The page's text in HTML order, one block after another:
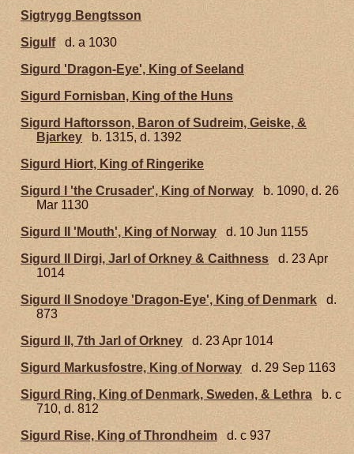
Sigtrygg Bengtsson
Sigulf
d. a 1030
Sigurd 'Dragon-Eye', King of Seeland
Sigurd Fornisban, King of the Huns
Sigurd Haftorsson, Baron of Sudreim, Geiske, &
Bjarkey
b. 1315, d. 1392
Sigurd Hiort, King of Ringerike
Sigurd I 'the Crusader', King of Norway
b. 1090, d. 26
Mar 1130
Sigurd II 'Mouth', King of Norway
d. 10 Jun 1155
Sigurd II Dirgi, Jarl of Orkney & Caithness
d. 23 Apr
1014
Sigurd II Snodoye 'Dragon-Eye', King of Denmark
d.
873
Sigurd II, 7th Jarl of Orkney
d. 23 Apr 1014
Sigurd Markusfostre, King of Norway
d. 29 Sep 1163
Sigurd Ring, King of Denmark, Sweden, & Lethra
b. c
710, d. 812
Sigurd Rise, King of Throndheim
d. c 937